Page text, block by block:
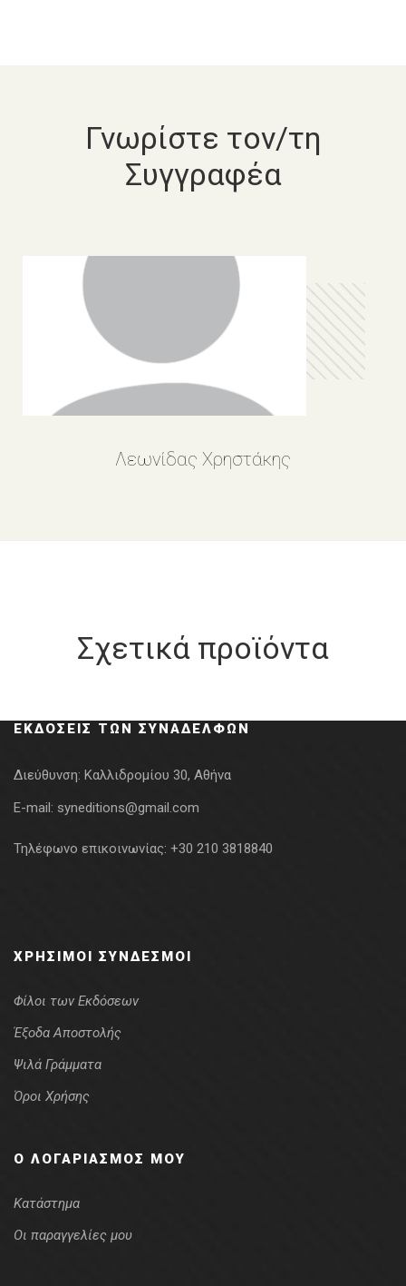
Γνωρίστε τον/τη
Συγγραφέα
Λεωνίδας Χρηστάκης
Σχετικά προϊόντα
ΕΚΔΌΣΕΙΣ ΤΩΝ ΣΥΝΑΔΈΛΦΩΝ
Διεύθυνση: Καλλιδρομίου 30, Αθήνα
E-mail: syneditions@gmail.com
Τηλέφωνο επικοινωνίας: +30 210 3818840
ΧΡΉΣΙΜΟΙ ΣΎΝΔΕΣΜΟΙ
Φίλοι των Εκδόσεων
Έξοδα Αποστολής
Ψιλά Γράμματα
Όροι Χρήσης
Ο ΛΟΓΑΡΙΑΣΜΌΣ ΜΟΥ
Κατάστημα
Οι παραγγελίες μου